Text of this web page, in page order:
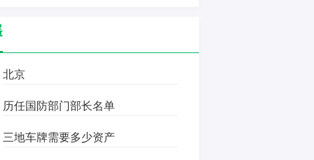
北京
历任国防部门部长名单
三地车牌需要多少资产